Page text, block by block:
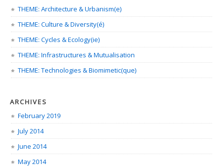
THEME: Architecture & Urbanism(e)
THEME: Culture & Diversity(é)
THEME: Cycles & Ecology(ie)
THEME: Infrastructures & Mutualisation
THEME: Technologies & Biomimetic(que)
ARCHIVES
February 2019
July 2014
June 2014
May 2014